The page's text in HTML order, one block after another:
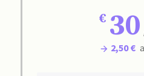
30
2,50 €